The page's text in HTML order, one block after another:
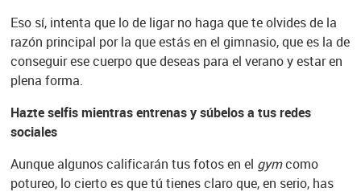
Eso sí, intenta que lo de ligar no haga que te olvides de la
razón principal por la que estás en el gimnasio, que es la de
conseguir ese cuerpo que deseas para el verano y estar en
plena forma.
Hazte selfis mientras entrenas y súbelos a tus redes
sociales
Aunque algunos calificarán tus fotos en el gymcomo
potureo, lo cierto es que tú tienes claro que, en serio, has